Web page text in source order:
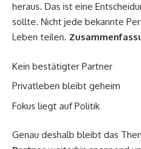
heraus. Das ist eine
sollte. Nicht jede bekannte
Leben teilen.
Kein bestätigter Partner
Privatleben bleibt geheim
Fokus liegt auf Politik
Genau deshalb bleibt das